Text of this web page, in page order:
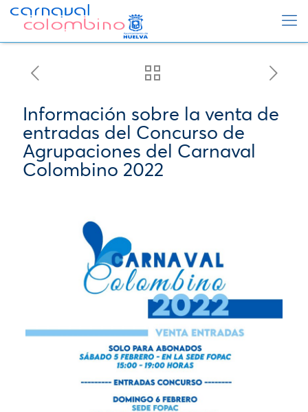
Información sobre la venta de
entradas del Concurso de
Agrupaciones del Carnaval
Colombino 2022